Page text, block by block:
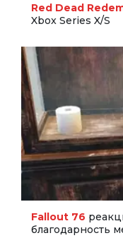
Red Dead
Xbox Series X/S
Fallout 76
благодарность